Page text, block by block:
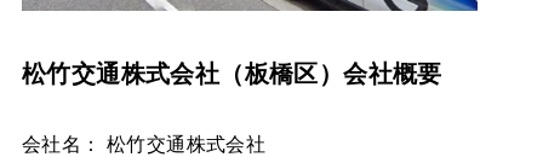
松竹交通株式会社（板橋区）会社概要
会社名： 松竹交通株式会社